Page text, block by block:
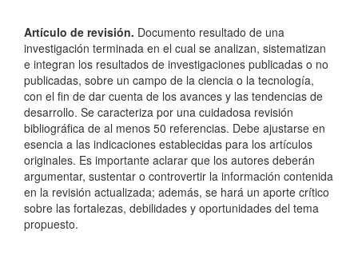
Artículo de revisión. Documento resultado de una
investigación terminada en el cual se analizan, sistematizan
e integran los resultados de investigaciones publicadas o no
publicadas, sobre un campo de la ciencia o la tecnología,
con el fin de dar cuenta de los avances y las tendencias de
desarrollo. Se caracteriza por una cuidadosa revisión
bibliográfica de al menos 50 referencias. Debe ajustarse en
esencia a las indicaciones establecidas para los artículos
originales. Es importante aclarar que los autores deberán
argumentar, sustentar o controvertir la información contenida
en la revisión actualizada; además, se hará un aporte crítico
sobre las fortalezas, debilidades y oportunidades del tema
propuesto.